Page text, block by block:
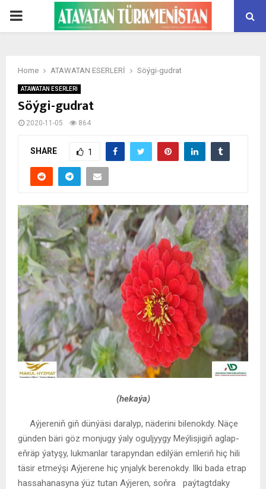
PRIMARY
Home ATAWATAN ESERLERİ Söýgi-gudrat
ATAWATAN ESERLERİ
Söýgi-gudrat
2020-11-05 864
SHARE 1
(hekaýa)
Aýjereniň giň dünýäsi daralyp, näderini bilenokdy. Näçe
günden bäri göz monjugy ýaly oguljyygy Meýlisjigiň aglap-
eňräp ýatyşy, lukmanlar tarapyndan edilýän emleriň hiç hili
täsir etmeýşi Aýjerene hiç ynjalyk berenokdy. Ilki bada etrap
hassahanasyna ýüz tutan Aýjeren, soňra paýtagtdaky